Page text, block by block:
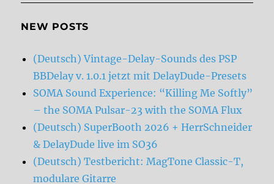
NEW POSTS
(Deutsch) Vintage-Delay-Sounds des PSP
BBDelay v. 1.0.1 jetzt mit DelayDude-Presets
SOMA Sound Experience: “Killing Me Softly”
– the SOMA Pulsar-23 with the SOMA Flux
(Deutsch) SuperBooth 2026 + HerrSchneider
& DelayDude live im SO36
(Deutsch) Testbericht: MagTone Classic-T,
modulare Gitarre